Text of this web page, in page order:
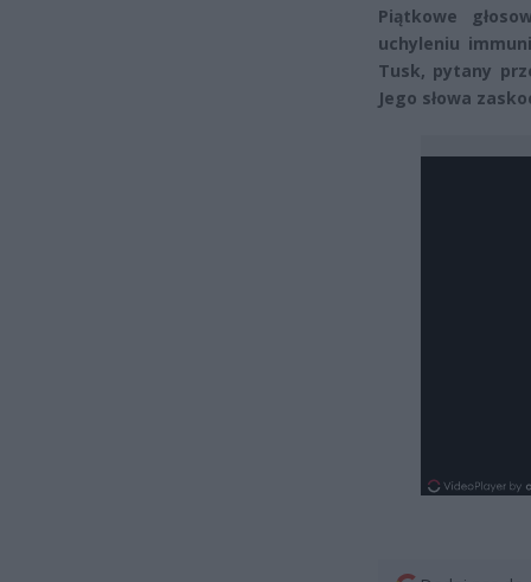
Piątkowe
uchyleniu
Tusk, pytany
Jego słowa